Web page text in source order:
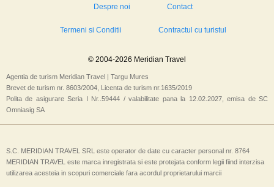
Despre noi Contact
Termeni si Conditii Contractul cu turistul
© 2004-2026 Meridian Travel
Agentia de turism Meridian Travel | Targu Mures
Brevet de turism nr. 8603/2004, Licenta de turism nr.1635/2019
Polita de asigurare Seria I Nr..59444 / valabilitate pana la 12.02.2027, emisa de SC
Omniasig SA
S.C. MERIDIAN TRAVEL SRL este operator de date cu caracter personal nr. 8764
MERIDIAN TRAVEL este marca inregistrata si este protejata conform legii fiind interzisa
utilizarea acesteia in scopuri comerciale fara acordul proprietarului marcii